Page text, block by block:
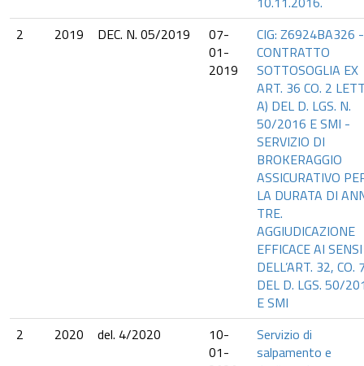
2
2019 DEC. N. 05/2019
07-
01-
2019
CIG: Z6924BA326 -
CONTRATTO
SOTTOSOGLIA EX
ART. 36 CO. 2
A) DEL D. LGS. N.
50/2016 E SMI -
SERVIZIO DI
BROKERAGGIO
ASSICURATIVO
LA DURATA DI
TRE.
AGGIUDICAZIONE
EFFICACE AI SENSI
DELL’ART. 32, CO.
DEL D. LGS. 50/
E SMI
2
2020 del. 4/2020
10-
01-
Servizio di
salpamento e